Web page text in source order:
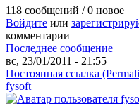
118 сообщений / 0 новое
Войдите или
комментарии
Последнее сообщение
вс, 23/01/2011 - 21:55
Постоянная ссылка
fysoft